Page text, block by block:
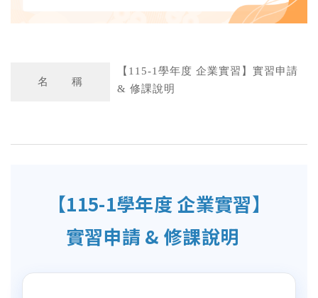
名 稱
【115-1學年度 企業實習】實習申請
& 修課說明
【115-1學年度 企業實習】
實習申請 & 修課說明